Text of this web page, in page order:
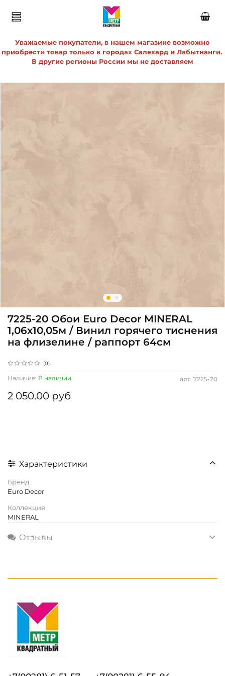
Уважаемые покупатели, в нашем магазине возможно
приобрести товар только в городах Салехард и Лабытнанги.
В другие регионы России мы не доставляем
(0)
арт. 7225-20
Наличие: В наличии
7225-20 Обои Euro Decor MINERAL
1,06х10,05м / Винил горячего тиснения
на флизелине / раппорт 64см
2 050.00 руб
Характеристики
Бренд
Euro Decor
Коллекция
MINERAL
Отзывы